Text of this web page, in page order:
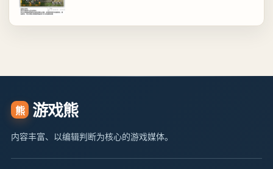
熊 游戏熊
内容丰富、以编辑判断为核心的游戏媒体。